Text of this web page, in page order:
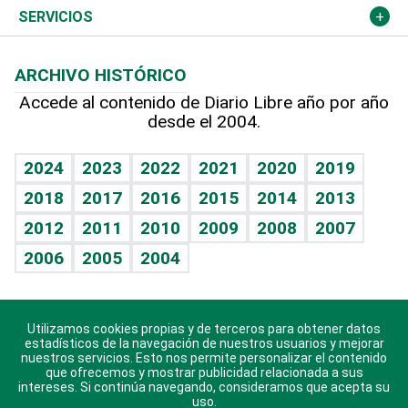
Resto del mundo
Economía personal
Podcast Arte Libre
Hablando con el pediatra
Vida y familia
Eñe
Celebrando la vida
Sin complejos
En pocas palabras
Escuchando al corazón
Economía Personal
Más deportes
Línea de hit
TBT Deportivo
Columnistas
Más firmas
Cambio climático
Opinión
Hecho en casa
Guía del dinero
SERVICIOS
Cumpleaños
Horóscopos
Crucigramas
ARCHIVO HISTÓRICO
Accede al contenido de Diario Libre año por año
desde el 2004.
2024 2023 2022 2021 2020
2019
2018
2017 2016 2015 2014
2013
2012
2011 2010 2009 2008
2007
2006
2005 2004
Descarga nuestras aplicaciones para Android, iOS y
sistema Huawei.
Utilizamos cookies propias y de terceros para obtener datos
estadísticos de la navegación de nuestros usuarios y mejorar
nuestros servicios. Esto nos permite personalizar el contenido
que ofrecemos y mostrar publicidad relacionada a sus
intereses. Si continúa navegando, consideramos que acepta su
uso.